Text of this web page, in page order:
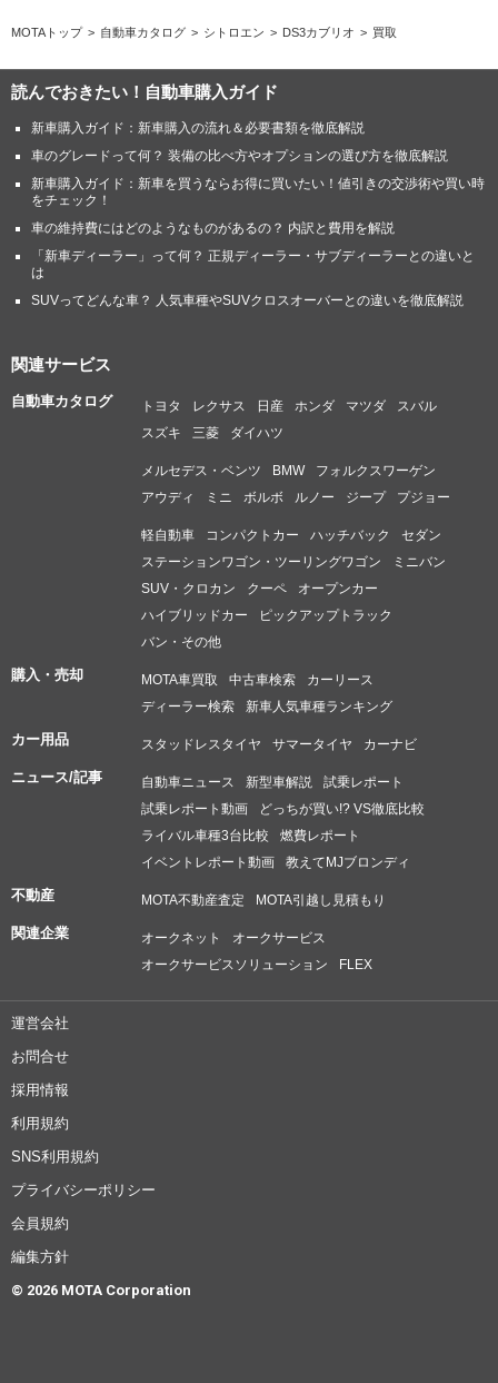
MOTAトップ 自動車カタログ シトロエン DS3カブリオ 買取
読んでおきたい！自動車購入ガイド
新車購入ガイド：新車購入の流れ＆必要書類を徹底解説
車のグレードって何？ 装備の比べ方やオプションの選び方を徹底解説
新車購入ガイド：新車を買うならお得に買いたい！値引きの交渉術や買い時
をチェック！
車の維持費にはどのようなものがあるの？ 内訳と費用を解説
「新車ディーラー」って何？ 正規ディーラー・サブディーラーとの違いと
は
SUVってどんな車？ 人気車種やSUVクロスオーバーとの違いを徹底解説
関連サービス
自動車カタログ トヨタ レクサス 日産 ホンダ マツダ
スバル
スズキ
三菱 ダイハツ
メルセデス・ベンツ BMW
フォルクスワーゲン
アウディ
ミニ ボルボ ルノー ジープ プジョー
軽自動車 コンパクトカー ハッチバック
セダン
ステーションワゴン・ツーリングワゴン
ミニバン
SUV・クロカン
クーペ
オープンカー
ハイブリッドカー
ピックアップトラック
バン・その他
購入・売却 MOTA車買取 中古車検索
カーリース
ディーラー検索
新車人気車種ランキング
カー用品 スタッドレスタイヤ サマータイヤ カーナビ
ニュース/記事 自動車ニュース 新型車解説
試乗レポート
試乗レポート動画
どっちが買い!? VS徹底比較
ライバル車種3台比較
燃費レポート
イベントレポート動画
教えてMJブロンディ
不動産 MOTA不動産査定 MOTA引越し見積もり
関連企業 オークネット
オークサービス
オークサービスソリューション
FLEX
運営会社
お問合せ
採用情報
利用規約
SNS利用規約
プライバシーポリシー
会員規約
編集方針
© 2026 MOTA Corporation